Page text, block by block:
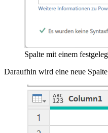
Spalte mit einem
Daraufhin wird eine neue